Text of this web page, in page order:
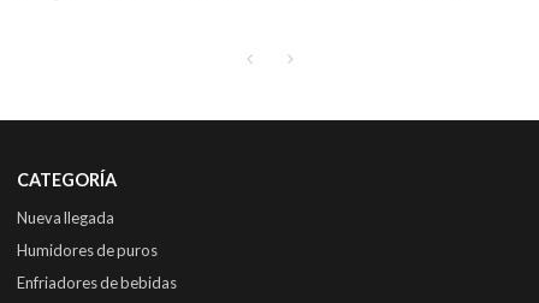
haya
con Chrome Rack y SS Door
CATEGORÍA
Nueva llegada
Humidores de puros
Enfriadores de bebidas